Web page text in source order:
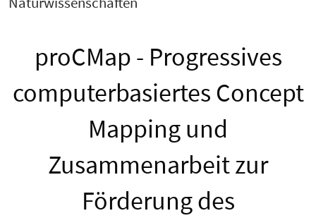
proCMap - Progressives
computerbasiertes Concept
Mapping und
Zusammenarbeit zur
Förderung des